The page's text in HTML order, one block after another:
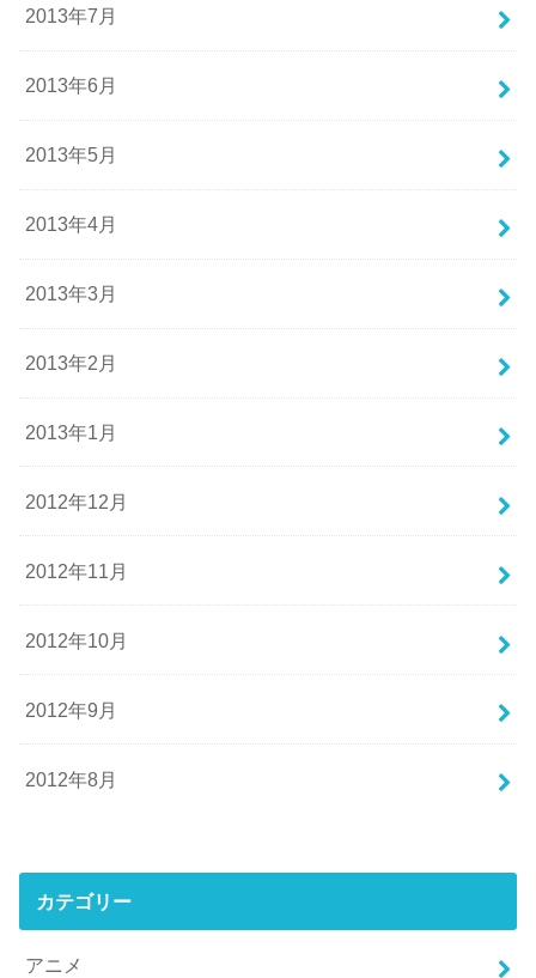
2013年7月
2013年6月
2013年5月
2013年4月
2013年3月
2013年2月
2013年1月
2012年12月
2012年11月
2012年10月
2012年9月
2012年8月
カテゴリー
アニメ